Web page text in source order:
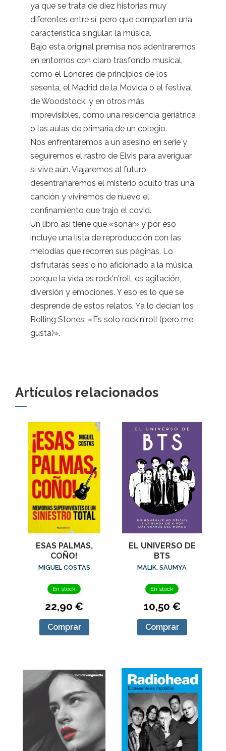
ya que se trata de diez historias muy
diferentes entre sí, pero que comparten una
característica singular: la música.
Bajo esta original premisa nos adentraremos
en entornos con claro trasfondo musical,
como el Londres de principios de los
sesenta, el Madrid de la Movida o el festival
de Woodstock, y en otros más
imprevisibles, como una residencia geriátrica
o las aulas de primaria de un colegio.
Nos enfrentaremos a un asesino en serie y
seguiremos el rastro de Elvis para averiguar
si vive aún. Viajaremos al futuro,
desentrañaremos el misterio oculto tras una
canción y viviremos de nuevo el
confinamiento que trajo el covid.
Un libro así tiene que «sonar» y por eso
incluye una lista de reproducción con las
melodías que recorren sus páginas. Lo
disfrutarás seas o no aficionado a la música,
porque la vida es rock'n'roll, es agitación,
diversión y emociones. Y eso es lo que se
desprende de estos relatos. Ya lo decían los
Rolling Stones: «Es solo rock'n'roll (pero me
gusta)».
Artículos relacionados
ESAS PALMAS,
COÑO!
MIGUEL COSTAS
En stock
22,90 €
Comprar
EL UNIVERSO DE
BTS
MALIK, SAUMYA
En stock
10,50 €
Comprar